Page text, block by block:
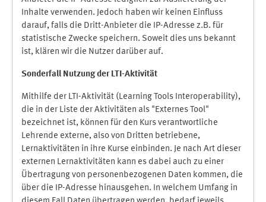
Inhalte verwenden. Jedoch haben wir keinen Einfluss
darauf, falls die Dritt-Anbieter die IP-Adresse z.B. für
statistische Zwecke speichern. Soweit dies uns bekannt
ist, klären wir die Nutzer darüber auf.
Sonderfall Nutzung der LTI-Aktivität
Mithilfe der LTI-Aktivität (Learning Tools Interoperability),
die in der Liste der Aktivitäten als "Externes Tool"
bezeichnet ist, können für den Kurs verantwortliche
Lehrende externe, also von Dritten betriebene,
Lernaktivitäten in ihre Kurse einbinden. Je nach Art dieser
externen Lernaktivitäten kann es dabei auch zu einer
Übertragung von personenbezogenen Daten kommen, die
über die IP-Adresse hinausgehen. In welchem Umfang in